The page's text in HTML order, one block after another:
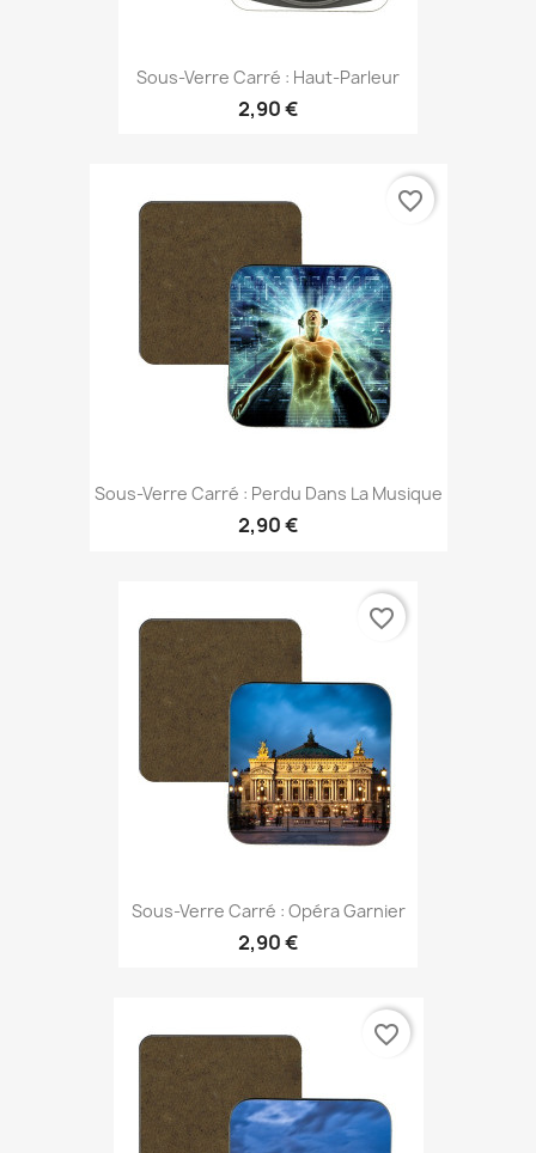
Sous-Verre Carré : Haut-Parleur
2,90 €
Sous-Verre Carré : Perdu Dans La Musique
2,90 €
favorite_border
Sous-Verre Carré : Opéra Garnier
2,90 €
favorite_border
favorite_border